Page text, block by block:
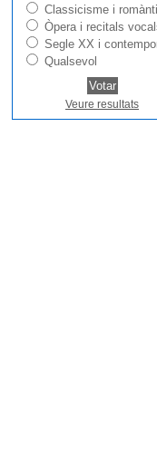
Classicisme i
Òpera i recitals
Segle XX i
Qualsevol
Veure resultats